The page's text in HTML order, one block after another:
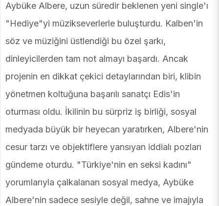
Aybüke Albere, uzun süredir beklenen yeni single'ı
"Hediye"yi müzikseverlerle buluşturdu. Kalben'in
söz ve müziğini üstlendiği bu özel şarkı,
dinleyicilerden tam not almayı başardı. Ancak
projenin en dikkat çekici detaylarından biri, klibin
yönetmen koltuğuna başarılı sanatçı Edis'in
oturması oldu. İkilinin bu sürpriz iş birliği, sosyal
medyada büyük bir heyecan yaratırken, Albere'nin
cesur tarzı ve objektiflere yansıyan iddialı pozları
gündeme oturdu. "Türkiye'nin en seksi kadını"
yorumlarıyla çalkalanan sosyal medya, Aybüke
Albere'nin sadece sesiyle değil, sahne ve imajıyla